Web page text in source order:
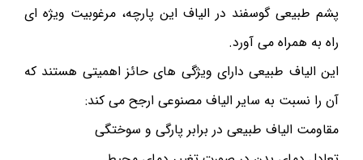
پشم طبیعی گوسفند در الیاف این پارچه، مرغوبیت ویژه ای
راه به همراه می آورد.
این الیاف طبیعی دارای ویژگی های حائز اهمیتی هستند که
آن را نسبت به سایر الیاف مصنوعی ارجح می کند:
مقاومت الیاف طبیعی در برابر پارگی و سوختگی